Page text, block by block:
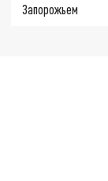
Запорожьем